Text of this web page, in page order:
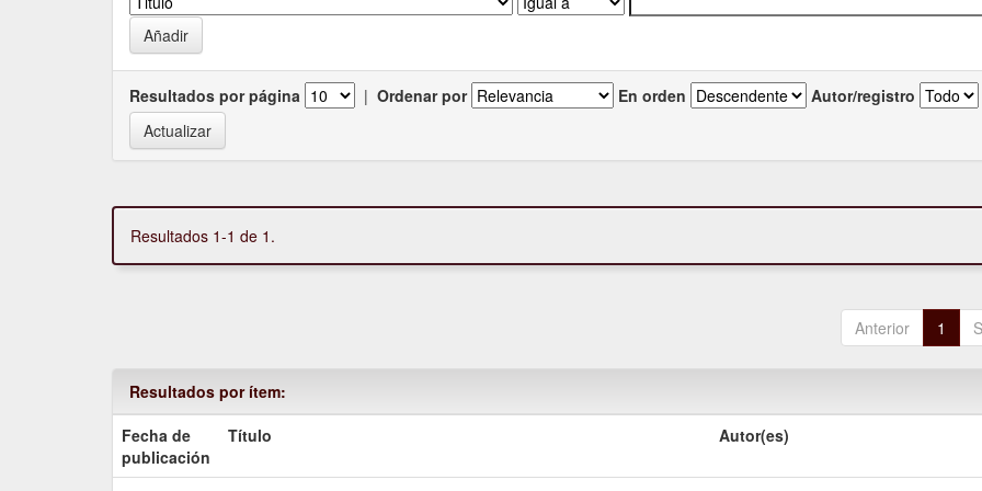
Resultados por página | Ordenar por En orden Autor/registro
Resultados 1-1 de 1.
Anterior 1
Resultados por ítem:
Fecha de
publicación
Título Autor(es)